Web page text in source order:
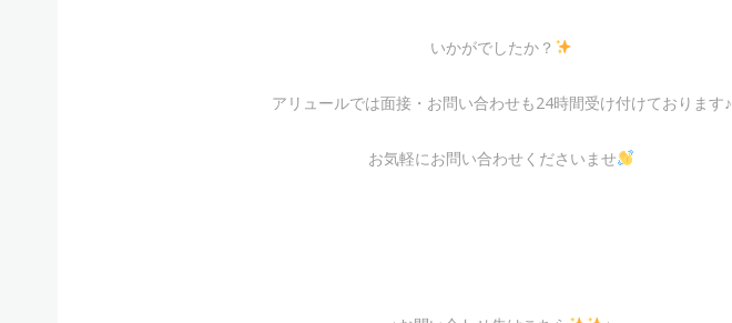
いかがでしたか？
アリュールでは面接・お問い合わせも24時間受け付けております♪
お気軽にお問い合わせくださいませ